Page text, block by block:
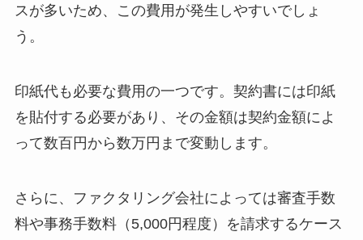
スが多いため、この費用が発生しやすいでしょ
う。
印紙代も必要な費用の一つです。契約書には印紙
を貼付する必要があり、その金額は契約金額によ
って数百円から数万円まで変動します。
さらに、ファクタリング会社によっては審査手数
料や事務手数料（5,000円程度）を請求するケース